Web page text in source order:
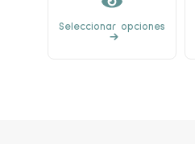
Seleccionar opciones